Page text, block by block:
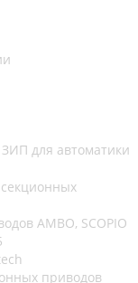
ЗИП для автоматики
AMBO, SCOPIO
приводов